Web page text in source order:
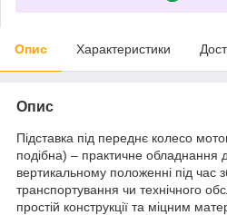
Опис Характеристики
Опис
Підставка під переднє колесо
подібна) – практичне обладнання
вертикальному положенні під час
транспортування чи технічного
простій конструкції та міцним